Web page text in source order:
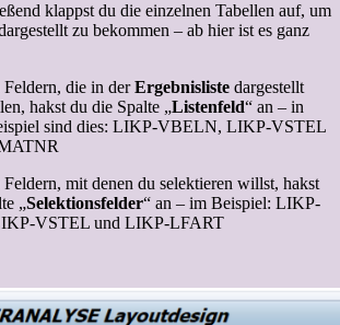
klappst du die einzelnen Tabellen auf, um
zu bekommen – ab hier ist es ganz
die in derErgebnisliste dargestellt
hakst du die Spalte „Listenfeld“ an – in
sind dies: LIKP-VBELN, LIKP-VSTEL
mit denen du selektieren willst, hakst
„Selektionsfelder“ an – im Beispiel: LIKP-
VSTEL und LIKP-LFART